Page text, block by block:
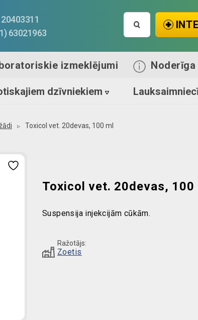
63021963
izmeklējumi
dzīvniekiem
Toxicol vet. 20devas, 100 ml
Toxicol vet. 20devas, 100
Suspensija injekcijām cūkām.
Ražotājs:
Zoetis